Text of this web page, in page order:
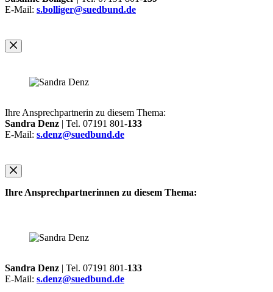
E-Mail: s.bolliger@suedbund.de
Ihre Ansprechpartnerin zu diesem Thema:
Sandra Denz | Tel. 07191 801-133
E-Mail: s.denz@suedbund.de
Ihre Ansprechpartnerinnen zu diesem Thema:
Sandra Denz | Tel. 07191 801-133
E-Mail: s.denz@suedbund.de